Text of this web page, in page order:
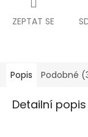
ZEPTAT SE
Popis Podobné
Detailní